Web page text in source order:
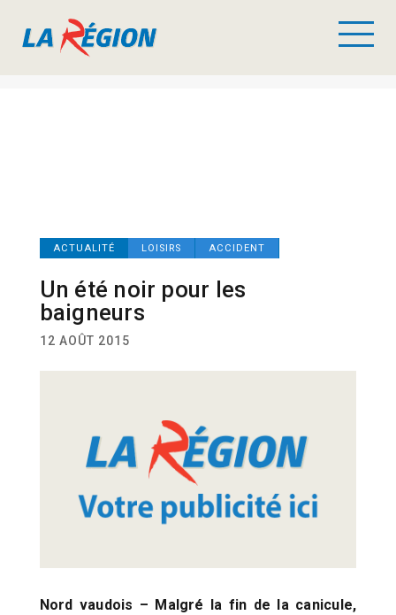
ACTUALITÉ LOISIRS ACCIDENT
Un été noir pour les
baigneurs
12 AOÛT 2015
Nord vaudois – Malgré la fin de la canicule,